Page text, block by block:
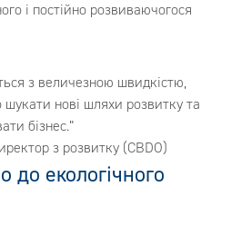
і постійно розвиваючогося
з величезною швидкістю,
шукати нові шляхи розвитку та
бізнес.”
з розвитку (CBDO)
до екологічного